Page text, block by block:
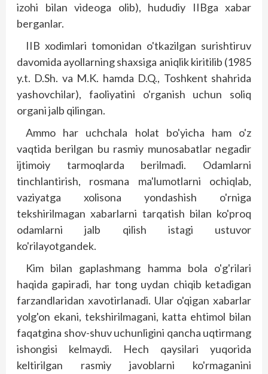
izohi bilan videoga olib), hududiy IIBga xabar
berganlar.
IIB xodimlari tomonidan o'tkazilgan surishtiruv
davomida ayollarning shaxsiga aniqlik kiritilib (1985
y.t. D.Sh. va M.K. hamda D.Q., Toshkent shahrida
yashovchilar), faoliyatini o'rganish uchun soliq
organi jalb qilingan.
Ammo har uchchala holat bo'yicha ham o'z
vaqtida berilgan bu rasmiy munosabatlar negadir
ijtimoiy tarmoqlarda berilmadi. Odamlarni
tinchlantirish, rosmana ma'lumotlarni ochiqlab,
vaziyatga xolisona yondashish o'rniga
tekshirilmagan xabarlarni tarqatish bilan ko'proq
odamlarni jalb qilish istagi ustuvor
ko'rilayotgandek.
Kim bilan gaplashmang hamma bola o'g'rilari
haqida gapiradi, har tong uydan chiqib ketadigan
farzandlaridan xavotirlanadi. Ular o'qigan xabarlar
yolg'on ekani, tekshirilmagani, katta ehtimol bilan
faqatgina shov-shuv uchunligini qancha uqtirmang
ishongisi kelmaydi. Hech qaysilari yuqorida
keltirilgan rasmiy javoblarni ko'rmaganini